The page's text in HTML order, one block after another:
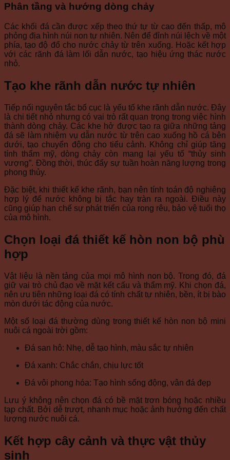
Phân tầng và hướng dòng chảy
Các khối đá cần được xếp theo thứ tự từ cao đến thấp, mô
phỏng địa hình núi non tự nhiên. Nên để đỉnh núi lệch về một
phía, tạo độ đổ cho nước chảy từ trên xuống. Hoặc kết hợp
với các rãnh đá làm lối dẫn nước, tạo hiệu ứng thác nước
nhỏ.
Tạo khe rãnh dẫn nước tự nhiên
Tiếp nối nguyên tắc bố cục là yếu tố khe rãnh dẫn nước. Đây
là chi tiết nhỏ nhưng có vai trò rất quan trọng trong việc hình
thành dòng chảy. Các khe hở được tạo ra giữa những tảng
đá sẽ làm nhiệm vụ dẫn nước từ trên cao xuống hồ cá bên
dưới, tạo chuyển động cho tiểu cảnh. Không chỉ giúp tăng
tính thẩm mỹ, dòng chảy còn mang lại yếu tố “thủy sinh
vượng”. Đồng thời, thúc đẩy sự tuần hoàn năng lượng trong
phong thủy.
Đặc biệt, khi thiết kế khe rãnh, bạn nên tính toán độ nghiêng
hợp lý để nước không bị tắc hay tràn ra ngoài. Điều này
cũng giúp hạn chế sự phát triển của rong rêu, bảo vệ tuổi thọ
của mô hình.
Chọn loại đá thiết kế hòn non bộ phù
hợp
Vật liệu là nền tảng của mọi mô hình non bộ. Trong đó, đá
giữ vai trò chủ đạo về mặt kết cấu và thẩm mỹ. Khi chọn đá,
nên ưu tiên những loại đá có tính chất tự nhiên, bền, ít bị bào
mòn dưới tác động của nước.
Một số loại đá thường dùng trong thiết kế hòn non bộ mini
nuôi cá ngoài trời gồm:
Đá san hô: Nhẹ, dễ tạo hình, màu sắc tự nhiên
Đá xanh: Chắc chắn, chịu lực tốt
Đá vôi phong hóa: Tạo hình sống động, vân đá đẹp
Lưu ý không nên chọn đá có bề mặt trơn bóng hoặc nhiều
tạp chất. Bởi dễ trượt, nhanh mục hoặc ảnh hưởng đến chất
lượng nước nuôi cá.
Kết hợp cây cảnh và thực vật thủy
sinh